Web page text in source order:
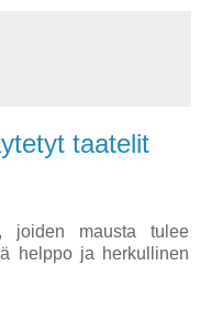
taatelit
joiden mausta tulee
helppo ja herkullinen